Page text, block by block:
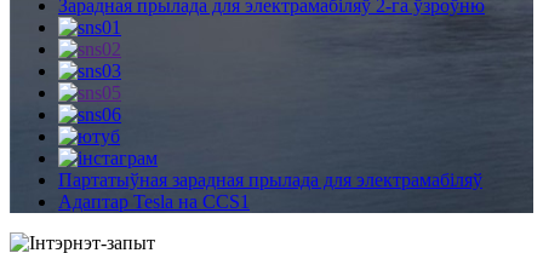
Зарадная прылада для электрамабіляў 2-га ўзроўню
Партатыўная зарадная прылада для электрамабіляў
Адаптар Tesla на CCS1